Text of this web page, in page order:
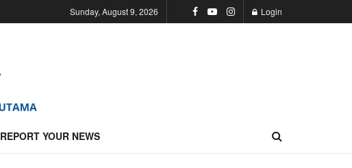
Sunday, August 9, 2026 Login
REPORT YOUR NEWS